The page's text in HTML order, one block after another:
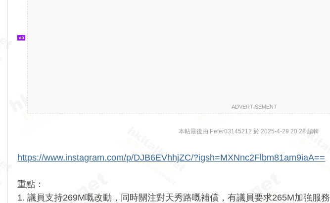
ADVERTISEMENT
本帖最後由 Peter03145212 於 2025-4-29 20:28 編輯
https://www.instagram.com/p/DJB6EVhhjZC/?igsh=MXNnc2Flbm81am9iaA==
重點：
1. 議員支持269M嘅改動，同時關注對天秀路嘅補償，有議員要求265M加強服務